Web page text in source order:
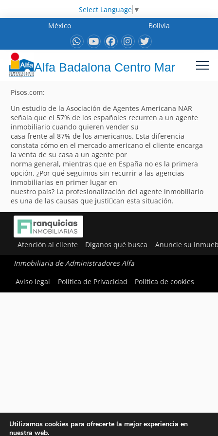
Select Language ▼
México
Bolivia
Alfa Badalona Centro Mar
Pisos.com:
Un estudio de la Asociación de Agentes Americana NAR
señala que el 57% de los españoles recurren a un agente
inmobiliario cuando quieren vender su
casa frente al 87% de los americanos. Esta diferencia
constata cómo en el mercado americano el cliente encarga
la venta de su casa a un agente por
norma general, mientras que en España no es la primera
opción. ¿Por qué seguimos sin recurrir a las agencias
inmobiliarias en primer lugar en
nuestro país? La profesionalización del agente inmobiliario
es una de las causas que justi􀁽can esta situación.
Atención al cliente Díganos qué busca Anuncie su
Inmobiliaria de Administradores Alfa
Aviso legal
Política de Privacidad Política de cookies
Utilizamos cookies para ofrecerte la mejor experiencia en
nuestra web.